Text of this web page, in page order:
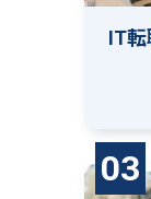
IT転
03